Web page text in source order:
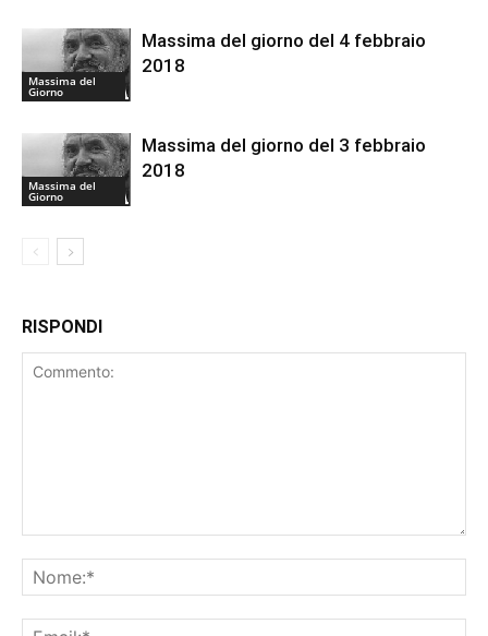
Massima del
Giorno
Massima del giorno del 4 febbraio
2018
Massima del
Giorno
Massima del giorno del 3 febbraio
2018
RISPONDI